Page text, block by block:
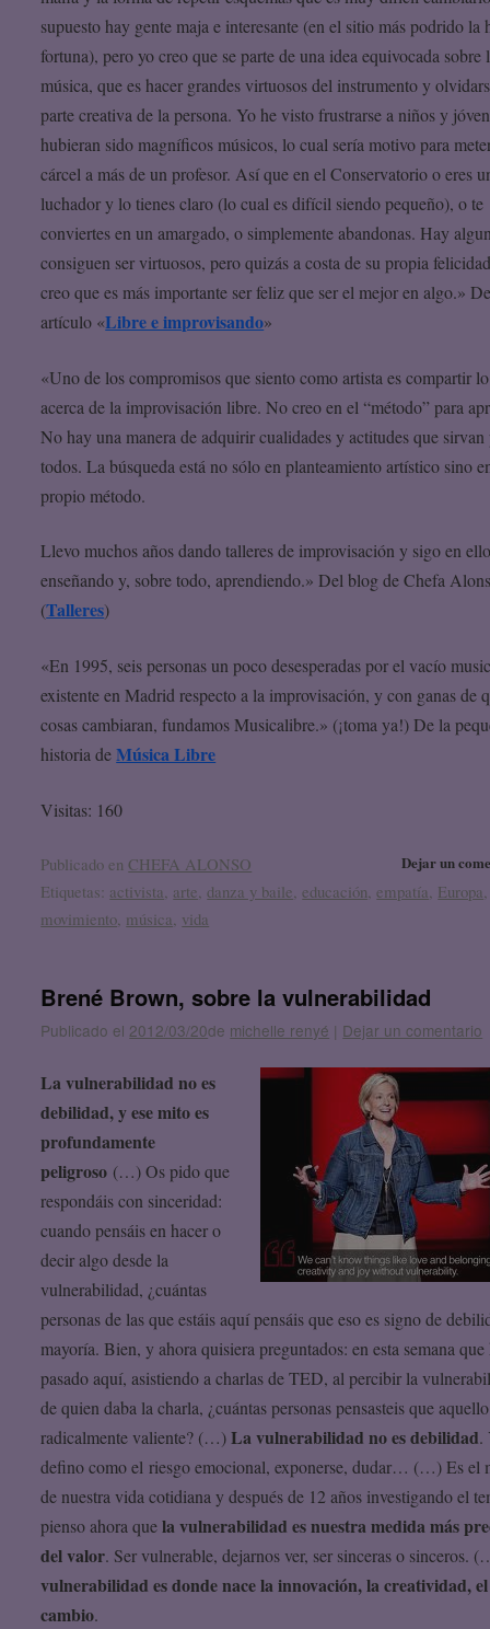
supuesto hay gente maja e interesante (en el sitio más podrido la
fortuna), pero yo creo que se parte de una idea equivocada sobre
música, que es hacer grandes virtuosos del instrumento y
parte creativa de la persona. Yo he visto frustrarse a niños y
hubieran sido magníficos músicos, lo cual sería motivo para
cárcel a más de un profesor. Así que en el Conservatorio o eres
luchador y lo tienes claro (lo cual es difícil siendo pequeño), o te
conviertes en un amargado, o simplemente abandonas. Hay
consiguen ser virtuosos, pero quizás a costa de su propia
creo que es más importante ser feliz que ser el mejor en algo.»
artículo «Libre e improvisando»
«Uno de los compromisos que siento como artista es compartir
acerca de la improvisación libre. No creo en el “método” para
No hay una manera de adquirir cualidades y actitudes que sirvan
todos. La búsqueda está no sólo en planteamiento artístico sino
propio método.
Llevo muchos años dando talleres de improvisación y sigo en
enseñando y, sobre todo, aprendiendo.» Del blog de Chefa
(Talleres)
«En 1995, seis personas un poco desesperadas por el vacío
existente en Madrid respecto a la improvisación, y con ganas de
cosas cambiaran, fundamos Musicalibre.» (¡toma ya!) De la
historia deMúsica Libre
Visitas: 160
Dejar un
Publicado en CHEFA ALONSO
Etiquetas: activista arte ,danza y baile ,educación ,empatía Europa
movimiento música vida
Brené Brown, sobre la vulnerabilidad
Publicado el 2012/03/20de michelle renyé | Dejar un comentario
La vulnerabilidad no es
debilidad, y ese mito es
profundamente
peligroso (…) Os pido que
respondáis con sinceridad:
cuando pensáis en hacer o
decir algo desde la
vulnerabilidad, ¿cuántas
personas de las que estáis aquí pensáis que eso es signo de
mayoría. Bien, y ahora quisiera preguntados: en esta semana que
pasado aquí, asistiendo a charlas de TED, al percibir la
de quien daba la charla, ¿cuántas personas pensasteis que
radicalmente valiente? (…)La vulnerabilidad no es debilidad.
defino como el riesgo emocional, exponerse, dudar… (…) Es el
de nuestra vida cotidiana y después de 12 años investigando el
pienso ahora quela vulnerabilidad es nuestra medida más
del valor. Ser vulnerable, dejarnos ver, ser sinceras o sinceros.
vulnerabilidad es donde nace la innovación, la creatividad, el
cambio.